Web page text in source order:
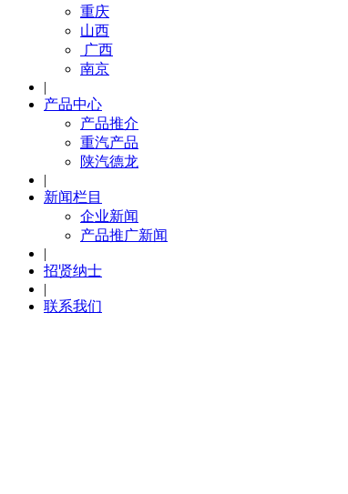
重庆
山西
广西
南京
|
产品中心
产品推介
重汽产品
陕汽德龙
|
新闻栏目
企业新闻
产品推广新闻
|
招贤纳士
|
联系我们